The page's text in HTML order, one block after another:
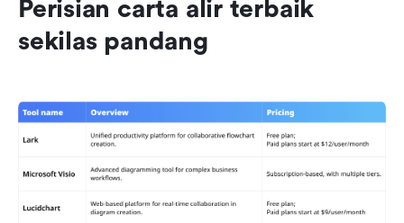
Perisian carta alir terbaik
sekilas pandang